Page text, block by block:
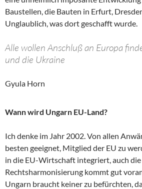
Baustellen, die Bauten in Erfurt,
Unglaublich, was dort geschafft wurde.
Alle wollen Anschluß an Europa
und die Ukraine
Gyula Horn
Wann wird Ungarn EU-Land?
Ich denke im Jahr 2002. Von allen
besten geeignet, Mitglied der EU zu
in die EU-Wirtschaft integriert, auch die
Rechtsharmonisierung kommt gut
Ungarn braucht keiner zu befürchten,